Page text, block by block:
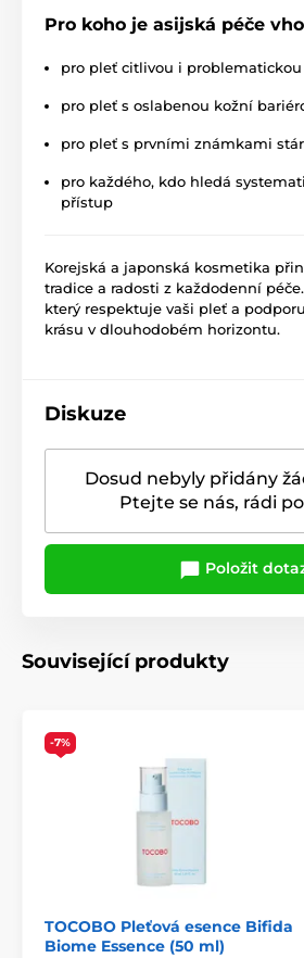
Pro koho je asijská péče
pro pleť citlivou i problematickou
pro pleť s oslabenou kožní
pro pleť s prvními známkami
pro každého, kdo hledá
přístup
Korejská a japonská kosmetika
tradice a radosti z každodenní
který respektuje vaši pleť a
krásu v dlouhodobém horizontu.
Diskuze
Dosud nebyly přidány
Ptejte se nás, rádi
Položit
Související produkty
-7%
TOCOBO Pleťová esence Bifida
Biome Essence (50 ml)